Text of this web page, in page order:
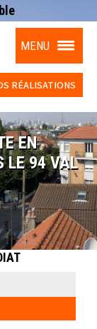
MENU
RÉALISATIONS
EN
LE 94 VAL